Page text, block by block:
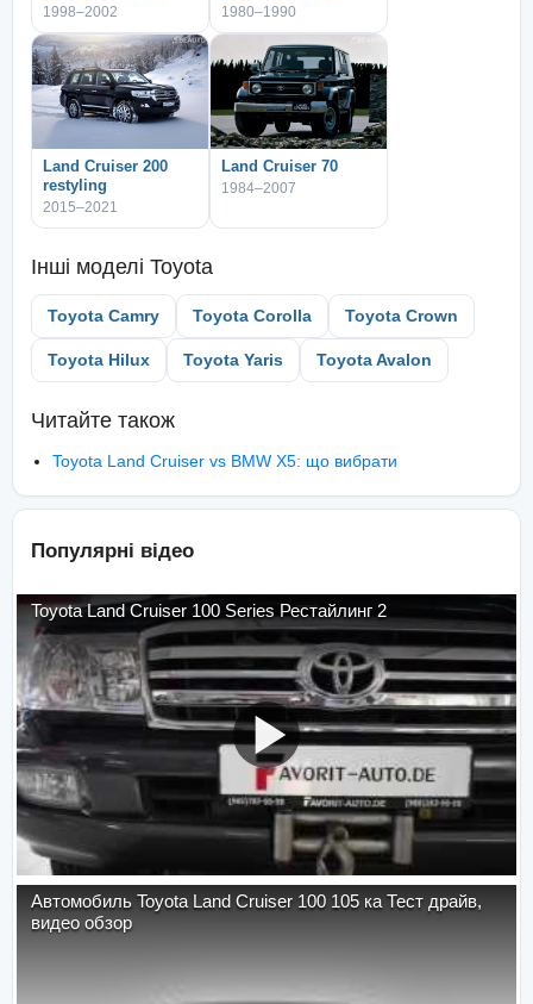
1998–2002 1980–1990
Land Cruiser 200
restyling
2015–2021
Land Cruiser 70
1984–2007
Інші моделі Toyota
Toyota Camry Toyota Corolla Toyota Crown
Toyota Hilux Toyota Yaris Toyota Avalon
Читайте також
Toyota Land Cruiser vs BMW X5: що вибрати
Популярні відео
Toyota Land Cruiser 100 Series Рестайлинг 2
Автомобиль Toyota Land Cruiser 100 105 ка Тест драйв,
видео обзор